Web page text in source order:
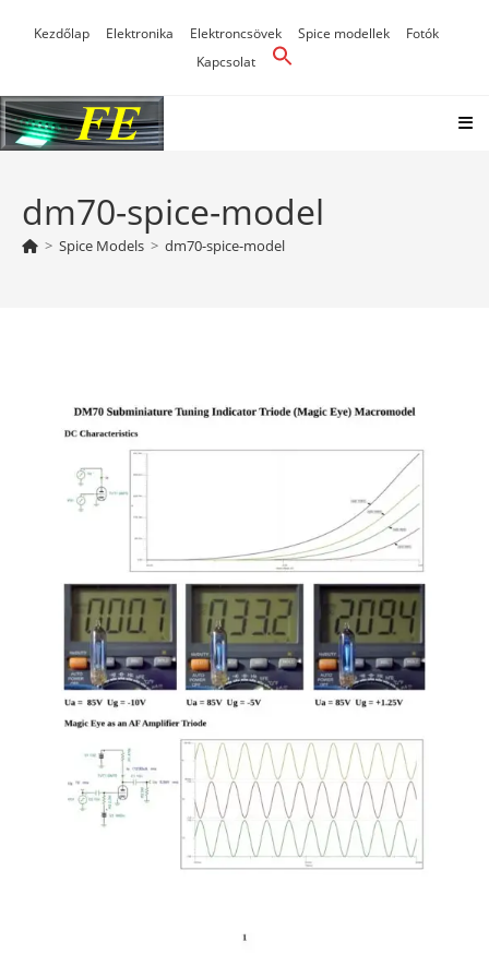
Kezdőlap Elektronika Elektroncsövek Spice modellek
Fotók
Kapcsolat
dm70-spice-model
> Spice Models > dm70-spice-model